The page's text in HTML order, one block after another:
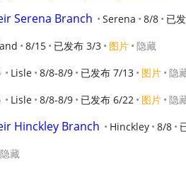
Serena Branch Serena 8/8 已
8/15 已发布 3/3 图片 隐藏
Lisle 8/8-8/9 已发布 7/13 图片 隐
Lisle 8/8-8/9 已发布 6/22 图片 隐
Hinckley Branch Hinckley 8/8
隐藏